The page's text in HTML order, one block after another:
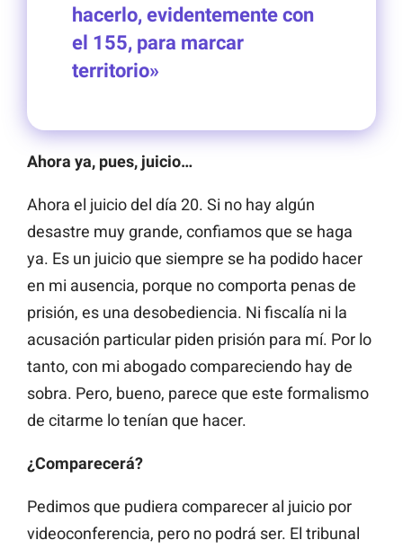
hacerlo, evidentemente con
el 155, para marcar
territorio»
Ahora ya, pues, juicio…
Ahora el juicio del día 20. Si no hay algún
desastre muy grande, confiamos que se haga
ya. Es un juicio que siempre se ha podido hacer
en mi ausencia, porque no comporta penas de
prisión, es una desobediencia. Ni fiscalía ni la
acusación particular piden prisión para mí. Por lo
tanto, con mi abogado compareciendo hay de
sobra. Pero, bueno, parece que este formalismo
de citarme lo tenían que hacer.
¿Comparecerá?
Pedimos que pudiera comparecer al juicio por
videoconferencia, pero no podrá ser. El tribunal